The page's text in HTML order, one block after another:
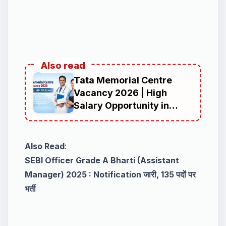
Also read
Tata Memorial Centre
Vacancy 2026 | High
Salary Opportunity in
Medical and Non-Medical
Also Read:
SEBI Officer Grade A Bharti (Assistant
Manager) 2025 : Notification जारी, 135 पदों पर
भर्ती